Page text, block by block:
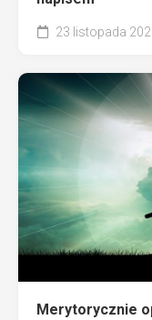
23 listopada
Merytorycznie